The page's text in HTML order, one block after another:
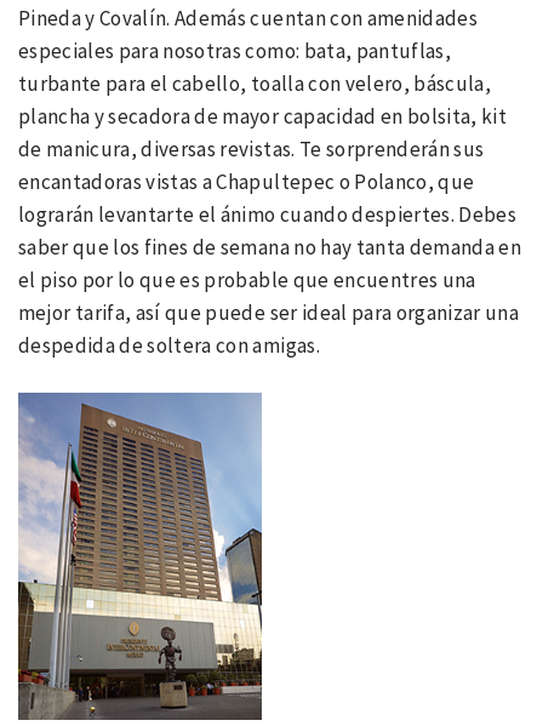
Pineda y Covalín. Además cuentan con amenidades
especiales para nosotras como: bata, pantuflas,
turbante para el cabello, toalla con velero, báscula,
plancha y secadora de mayor capacidad en bolsita, kit
de manicura, diversas revistas. Te sorprenderán sus
encantadoras vistas a Chapultepec o Polanco, que
lograrán levantarte el ánimo cuando despiertes. Debes
saber que los fines de semana no hay tanta demanda en
el piso por lo que es probable que encuentres una
mejor tarifa, así que puede ser ideal para organizar una
despedida de soltera con amigas.